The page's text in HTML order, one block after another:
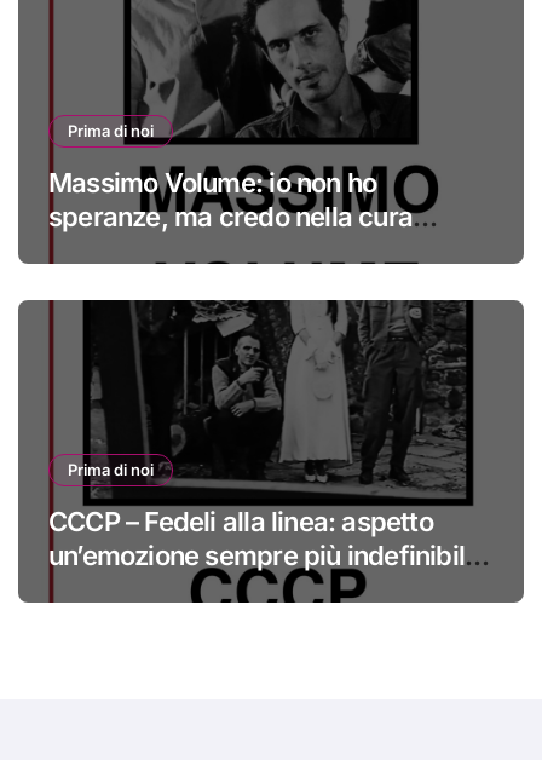
Prima di noi
Massimo Volume: io non ho
speranze, ma credo nella cura
Prima di noi
CCCP – Fedeli alla linea: aspetto
un’emozione sempre più indefinibile
#primadinoi